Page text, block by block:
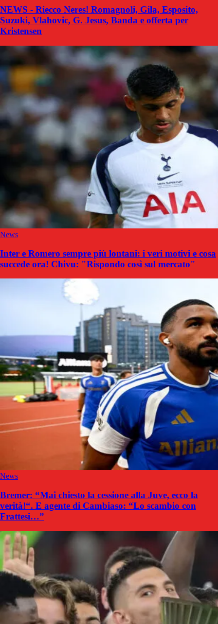
NEWS - Riecco Neres! Romagnoli, Gila, Esposito,
Suzuki, Vlahovic, G. Jesus, Banda e offerta per
Kristensen
News
Inter e Romero sempre più lontani: i veri motivi e cosa
succede ora! Chivu: "Rispondo così sul mercato"
News
Bremer: “Mai chiesto la cessione alla Juve, ecco la
verità!“. E agente di Cambiaso: “Lo scambio con
Frattesi…”